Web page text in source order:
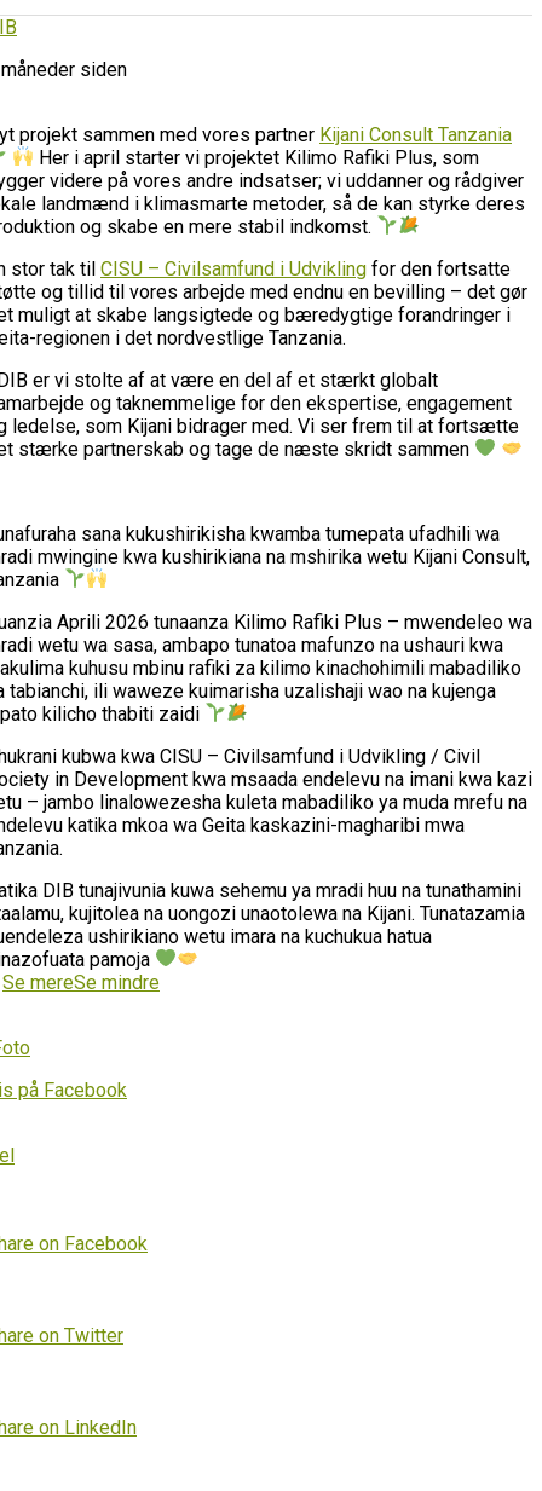
siden
projekt sammen med vores partner Kijani Consult Tanzania
Her i april starter vi projektet Kilimo Rafiki Plus, som
videre på vores andre indsatser; vi uddanner og rådgiver
landmænd i klimasmarte metoder, så de kan styrke deres
og skabe en mere stabil indkomst.
stor tak til CISU – Civilsamfund i Udvikling for den fortsatte
og tillid til vores arbejde med endnu en bevilling – det gør
muligt at skabe langsigtede og bæredygtige forandringer i
regionen i det nordvestlige Tanzania.
er vi stolte af at være en del af et stærkt globalt
og taknemmelige for den ekspertise, engagement
ledelse, som Kijani bidrager med. Vi ser frem til at fortsætte
stærke partnerskab og tage de næste skridt sammen
sana kukushirikisha kwamba tumepata ufadhili wa
mwingine kwa kushirikiana na mshirika wetu Kijani Consult,
Aprili 2026 tunaanza Kilimo Rafiki Plus – mwendeleo wa
wetu wa sasa, ambapo tunatoa mafunzo na ushauri kwa
kuhusu mbinu rafiki za kilimo kinachohimili mabadiliko
tabianchi, ili waweze kuimarisha uzalishaji wao na kujenga
kilicho thabiti zaidi
kubwa kwa CISU – Civilsamfund i Udvikling / Civil
in Development kwa msaada endelevu na imani kwa kazi
– jambo linalowezesha kuleta mabadiliko ya muda mrefu na
katika mkoa wa Geita kaskazini-magharibi mwa
DIB tunajivunia kuwa sehemu ya mradi huu na tunathamini
kujitolea na uongozi unaotolewa na Kijani. Tunatazamia
ushirikiano wetu imara na kuchukua hatua
pamoja
Se mereSe mindre
på Facebook
on Facebook
on Twitter
on LinkedIn